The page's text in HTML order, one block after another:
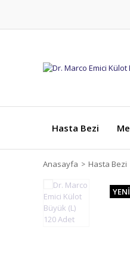
Hasta Bezi
Anasayfa Hasta Bezi
YENİ